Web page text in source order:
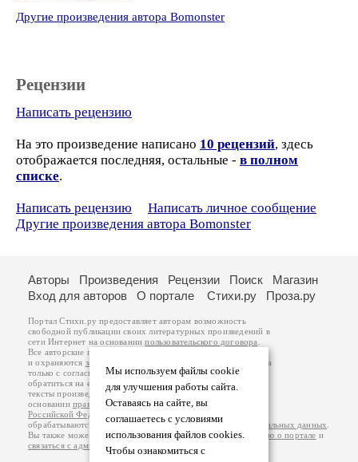
Другие произведения автора Bomonster
Рецензии
Написать рецензию
На это произведение написано 10 рецензий, здесь
отображается последняя, остальные - в полном
списке.
Написать рецензию
Написать личное сообщение
Другие произведения автора Bomonster
Мы используем файлы cookie
для улучшения работы сайта.
Оставаясь на сайте, вы
соглашаетесь с условиями
использования файлов cookies.
Чтобы ознакомиться с
Авторы Произведения Рецензии Поиск
Магазин
Вход для авторов
О портале Стихи.ру Проза.ру
Портал Стихи.ру предоставляет авторам возможность
свободной публикации своих литературных произведений в
сети Интернет на основаниипользовательского договора
Все авторские права на произведения принадлежат авторам
и охраняются законом
. Перепечатка произведений возможна
только с согласия его автора, к которому вы можете
обратиться на его авторской странице. Ответственность за
тексты произведений авторы несут самостоятельно на
основанииправил публикацииизаконодательства
Российской Федерации
обрабатываются на основанииПолитики обработки персональных данных
Вы также можете посмотреть более подробнуюинформацию о портале и
связаться с администрацией